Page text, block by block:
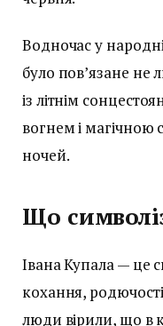
Водночас у
було пов’язане
із літнім
вогнем і магічною
ночей.
Що
Івана Купала — це
кохання,
люди вірили, що в